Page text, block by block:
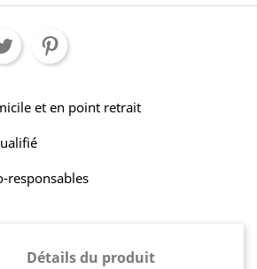
et en point retrait
responsables
Détails du produit